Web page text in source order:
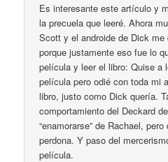
Es interesante este artículo y
la precuela que leeré. Ahora
Scott y el androide de Dick me
porque justamente eso fue lo
película y leer el libro: Quise a
película pero odié con toda mi
libro, justo como Dick quería.
comportamiento del Deckard
“enamorarse” de Rachael,
perdona. Y paso del
película.